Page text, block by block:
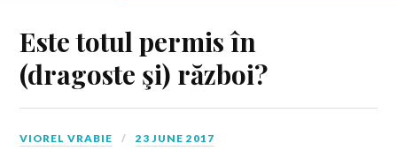
Este totul permis în
(dragoste şi) război?
VIOREL VRABIE 23 JUNE 2017